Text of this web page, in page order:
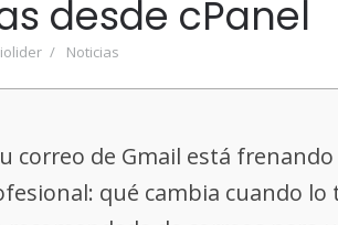
desde cPanel
Noticias
correo de Gmail está
qué cambia cuando lo